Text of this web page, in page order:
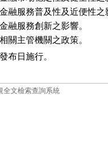
融服務普及性及近便性之
融服務創新之影響。
關主管機關之政策。
布日施行。
全文檢索查詢系統